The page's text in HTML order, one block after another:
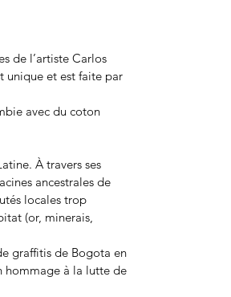
de l’artiste Carlos
unique et est faite par
avec du coton
À travers ses
ancestrales de
locales trop
(or, minerais,
graffitis de Bogota en
hommage à la lutte de